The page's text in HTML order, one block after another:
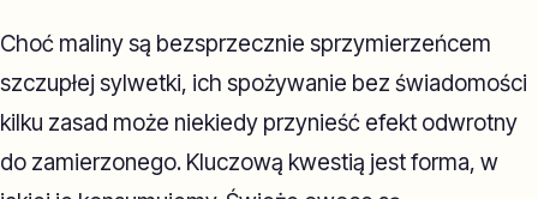
Choć maliny są bezsprzecznie sprzymierzeńcem
szczupłej sylwetki, ich spożywanie bez świadomości
kilku zasad może niekiedy przynieść efekt odwrotny
do zamierzonego. Kluczową kwestią jest forma, w